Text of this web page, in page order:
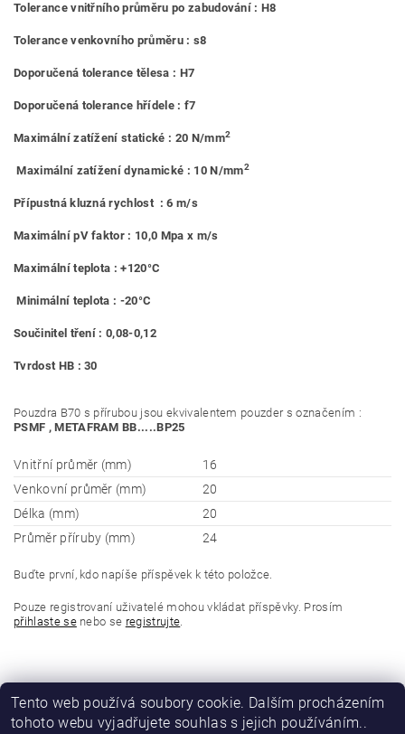
Tolerance vnitřního průměru po zabudování : H8
Tolerance venkovního průměru : s8
Doporučená tolerance tělesa : H7
Doporučená tolerance hřídele : f7
Maximální zatížení statické : 20 N/mm2
Maximální zatížení dynamické : 10 N/mm2
Přípustná kluzná rychlost : 6 m/s
Maximální pV faktor : 10,0 Mpa x m/s
Maximální teplota : +120°C
Minimální teplota : -20°C
Součinitel tření : 0,08-0,12
Tvrdost HB : 30
Pouzdra B70 s přírubou jsou ekvivalentem pouzder s označením :
PSMF , METAFRAM BB.....BP25
Vnitřní průměr (mm)
16
Venkovní průměr (mm)
20
Délka (mm)
20
Průměr příruby (mm)
24
Buďte první, kdo napíše příspěvek k této položce.
Pouze registrovaní uživatelé mohou vkládat příspěvky. Prosím
přihlaste senebo se registrujte.
Tento web používá soubory cookie. Dalším procházením
tohoto webu vyjadřujete souhlas s jejich používáním..